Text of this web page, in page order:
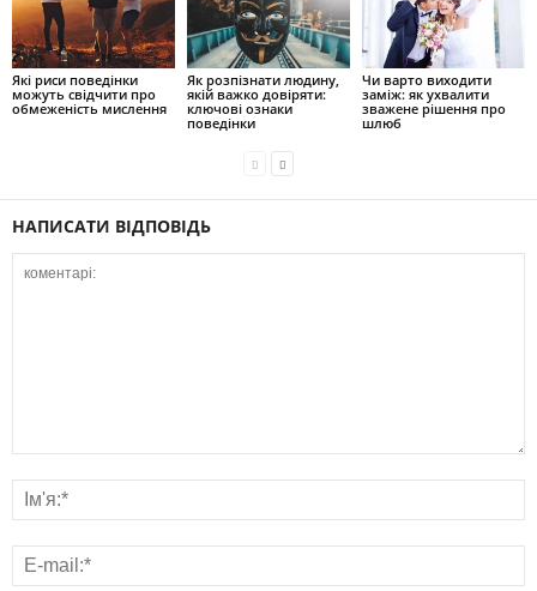
Які риси поведінки
можуть свідчити про
обмеженість мислення
Як розпізнати людину,
якій важко довіряти:
ключові ознаки
поведінки
Чи варто виходити
заміж: як ухвалити
зважене рішення про
шлюб
НАПИСАТИ ВІДПОВІДЬ